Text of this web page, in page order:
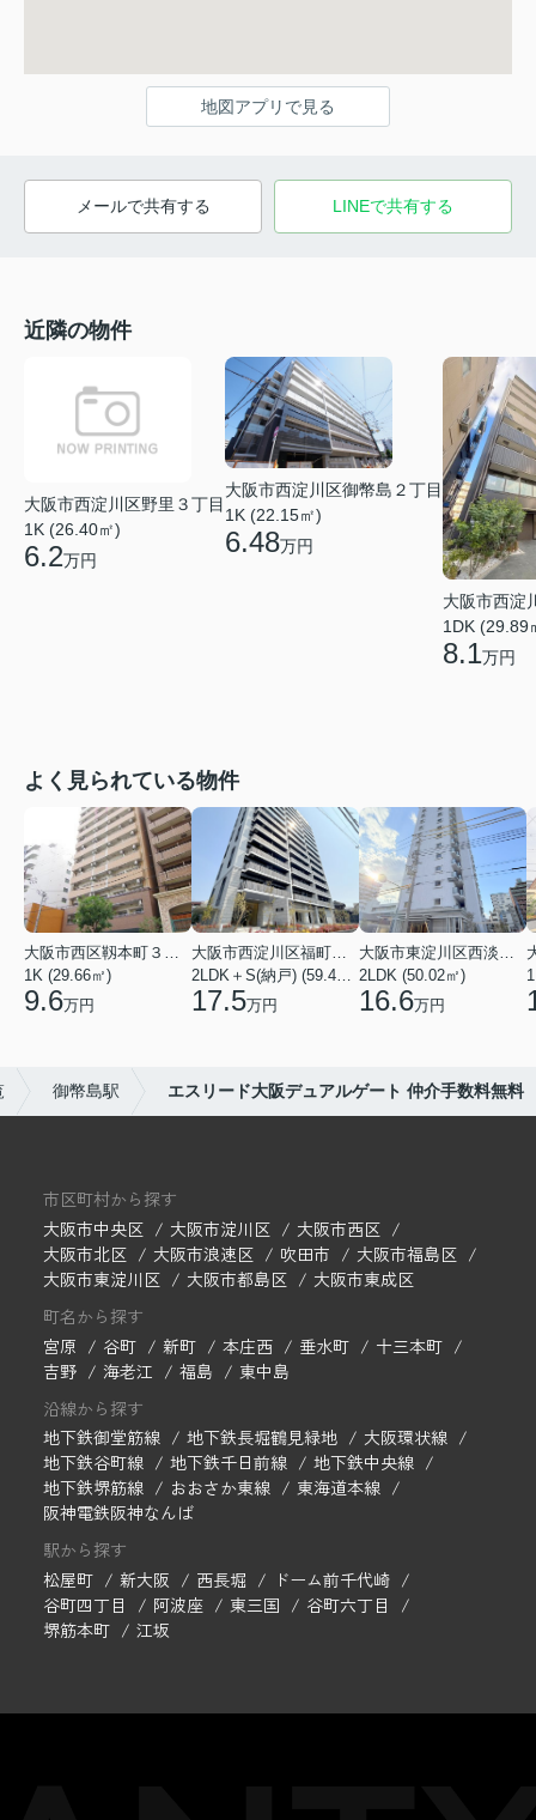
地図アプリで見る
メールで共有する LINEで共有する
近隣の物件
大阪市西淀川区野里３丁目
1K (26.40㎡)
6.2万円
大阪市西淀川区御幣島２丁目
1K (22.15㎡)
6.48万円
大阪市西淀
1DK (29.89
8.1万円
よく見られている物件
1K (29.66㎡)
9.6万円 17.5万円
2LDK (50.02㎡)
16.6万円
御幣島駅 エスリード大阪デュアルゲート 仲介手数料無料
市区町村から探す
大阪市中央区
大阪市淀川区
大阪市西区
大阪市北区
大阪市浪速区 吹田市
大阪市福島区
大阪市東淀川区
大阪市都島区
大阪市東成区
町名から探す
宮原
谷町 新町 本庄西 垂水町
十三本町
吉野
海老江 福島
東中島
沿線から探す
地下鉄御堂筋線
地下鉄長堀鶴見緑地
大阪環状線
地下鉄谷町線
地下鉄千日前線
地下鉄中央線
地下鉄堺筋線
おおさか東線
東海道本線
阪神電鉄阪神なんば
駅から探す
松屋町
新大阪 西長堀
ドーム前千代崎
谷町四丁目
阿波座 東三国
谷町六丁目
堺筋本町
江坂